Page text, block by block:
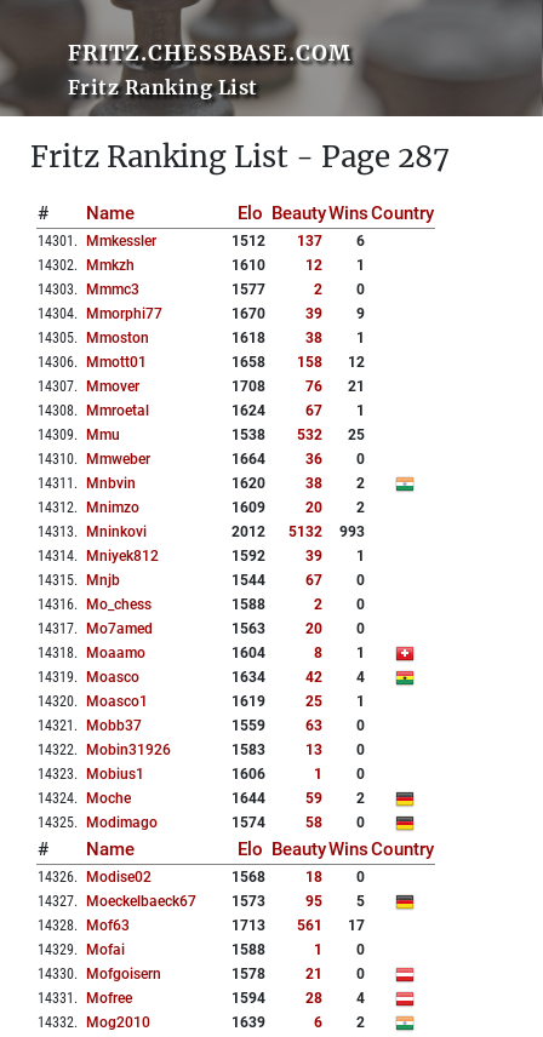
FRITZ.CHESSBASE.COM
Fritz Ranking List
Fritz Ranking List - Page 287
# Name Elo BeautyWinsCountry
14301 . Mmkessler 1512 137
6
14302. Mmkzh 1610 12
1
14303. Mmmc3 1577 2
0
14304. Mmorphi77 1670 39
9
14305. Mmoston 1618 38
1
14306. Mmott01 1658 158
12
14307. Mmover 1708 76
21
14308. Mmroetal 1624 67
1
14309. Mmu 1538 532
25
14310. Mmweber 1664 36
0
14311 . Mnbvin 1620 38
2
14312. Mnimzo 1609 20
2
14313. Mninkovi 2012 5132
993
14314. Mniyek812 1592 39
1
14315. Mnjb 1544 67
0
14316. Mo_chess 1588 2
0
14317. Mo7amed 1563 20
0
14318. Moaamo 1604 8
1
14319. Moasco 1634 42
4
14320. Moasco1 1619 25
1
14321 . Mobb37 1559 63
0
14322. Mobin31926 1583 13
0
14323. Mobius1 1606 1
0
14324. Moche 1644 59
2
14325. Modimago 1574 58 0
# Name Elo BeautyWinsCountry
14326. Modise02 1568 18
0
14327. Moeckelbaeck67 1573 95
5
14328. Mof63 1713 561
17
14329. Mofai 1588 1
0
14330. Mofgoisern 1578 21
0
14331 . Mofree 1594 28
4
14332. Mog2010 1639 6
2